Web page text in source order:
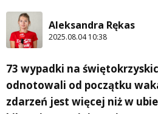
Aleksandra Rękas
2025.08.04 10:38
73 wypadki na
odnotowali od początku
zdarzeń jest więcej niż w